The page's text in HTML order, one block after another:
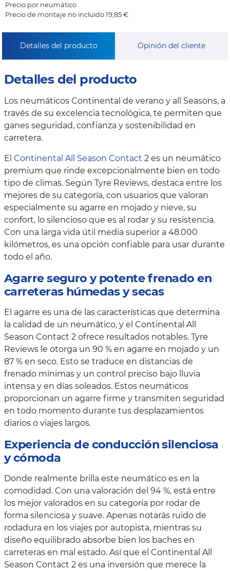
Precio por neumático
Precio de montaje no incluido 19,85 €
Detalles del producto Opinión del cliente
Detalles del producto
Los neumáticos Continental de verano y all Seasons, a
través de su excelencia tecnológica, te permiten que
ganes seguridad, confianza y sostenibilidad en
carretera.
El Continental All Season Contact 2 es un neumático
premium que rinde excepcionalmente bien en todo
tipo de climas. Según Tyre Reviews, destaca entre los
mejores de su categoría, con usuarios que valoran
especialmente su agarre en mojado y nieve, su
confort, lo silencioso que es al rodar y su resistencia.
Con una larga vida útil media superior a 48.000
kilómetros, es una opción confiable para usar durante
todo el año.
Agarre seguro y potente frenado en
carreteras húmedas y secas
El agarre es una de las características que determina
la calidad de un neumático, y el Continental All
Season Contact 2 ofrece resultados notables. Tyre
Reviews le otorga un 90 % en agarre en mojado y un
87 % en seco. Esto se traduce en distancias de
frenado mínimas y un control preciso bajo lluvia
intensa y en días soleados. Estos neumáticos
proporcionan un agarre firme y transmiten seguridad
en todo momento durante tus desplazamientos
diarios o viajes largos.
Experiencia de conducción silenciosa
y cómoda
Donde realmente brilla este neumático es en la
comodidad. Con una valoración del 94 %, está entre
los mejor valorados en su categoría por rodar de
forma silenciosa y suave. Apenas notarás ruido de
rodadura en los viajes por autopista, mientras su
diseño equilibrado absorbe bien los baches en
carreteras en mal estado. Así que el Continental All
Season Contact 2 es una inversión que merece la